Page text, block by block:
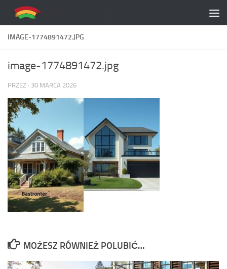
Skip to content
IMAGE-1774891472.JPG
image-1774891472.jpg
PRZEZ · 30 MARCA 2026
MOŻESZ RÓWNIEŻ POLUBIĆ…